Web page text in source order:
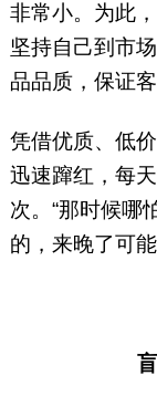
非常小。为此
坚持自己到市
品品质，保证客
凭借优质、低
迅速蹿红，每
次。“那时候哪
的，来晚了可